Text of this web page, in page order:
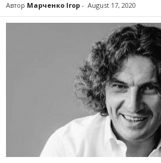
Автор Марченко Ігор - August 17, 2020